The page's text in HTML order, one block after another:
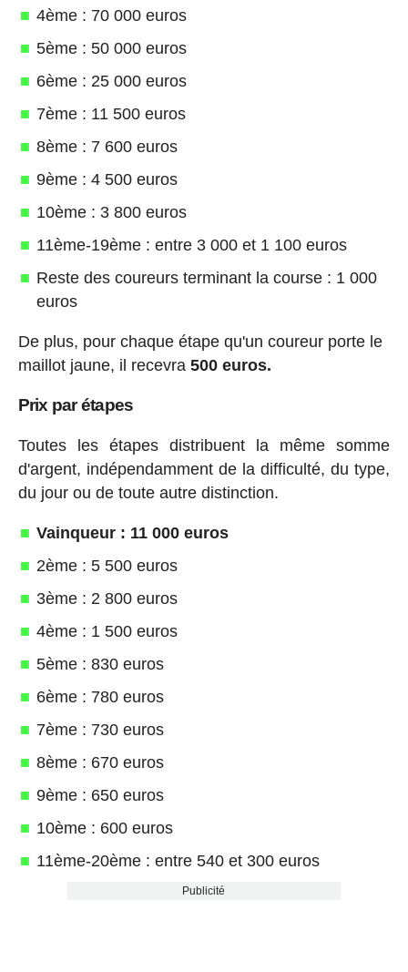
4ème : 70 000 euros
5ème : 50 000 euros
6ème : 25 000 euros
7ème : 11 500 euros
8ème : 7 600 euros
9ème : 4 500 euros
10ème : 3 800 euros
11ème-19ème : entre 3 000 et 1 100 euros
Reste des coureurs terminant la course : 1 000
euros
De plus, pour chaque étape qu'un coureur porte le
maillot jaune, il recevra 500 euros.
Prix par étapes
Toutes les étapes distribuent la même somme
d'argent, indépendamment de la difficulté, du type,
du jour ou de toute autre distinction.
Vainqueur : 11 000 euros
2ème : 5 500 euros
3ème : 2 800 euros
4ème : 1 500 euros
5ème : 830 euros
6ème : 780 euros
7ème : 730 euros
8ème : 670 euros
9ème : 650 euros
10ème : 600 euros
11ème-20ème : entre 540 et 300 euros
Publicité